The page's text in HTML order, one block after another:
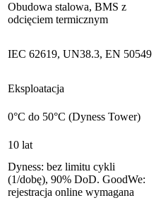
Obudowa stalowa, BMS z
odcięciem termicznym
IEC 62619, UN38.3, EN 50549
Eksploatacja
0°C do 50°C (Dyness Tower)
10 lat
Dyness: bez limitu cykli
(1/dobę), 90% DoD. GoodWe:
rejestracja online wymagana